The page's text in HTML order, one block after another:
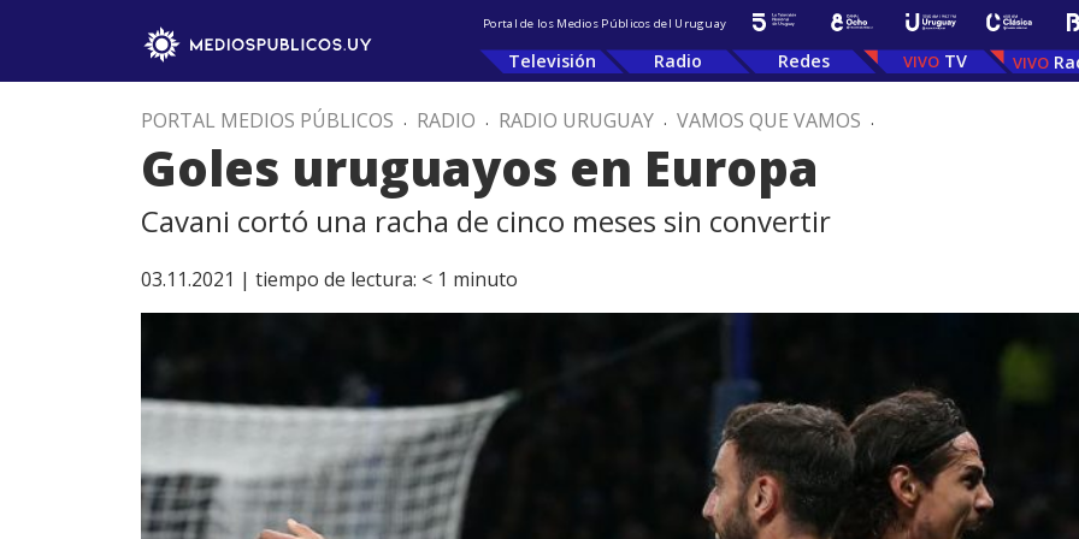
Portal de los Medios Públicos del Uruguay
Televisión Radio Redes TV
PORTAL MEDIOS PÚBLICOS . RADIO . RADIO URUGUAY . VAMOS QUE VAMOS .
Goles uruguayos en Europa
Cavani cortó una racha de cinco meses sin convertir
03.11.2021 | tiempo de lectura: < 1 minuto